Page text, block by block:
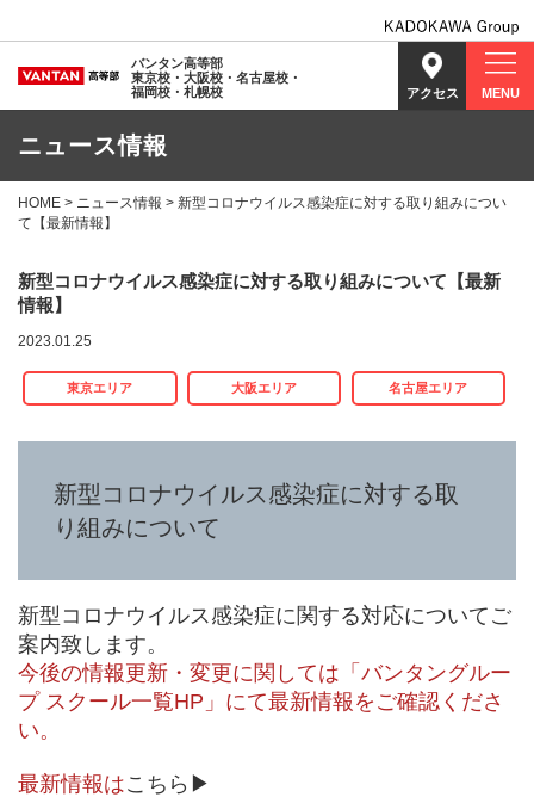
バンタン高等部
東京校・大阪校・名古屋校・
福岡校・札幌校
MENU
アクセス
ニュース情報
HOME > ニュース情報 > 新型コロナウイルス感染症に対する取り組みについ
て【最新情報】
新型コロナウイルス感染症に対する取り組みについて【最新
情報】
2023.01.25
東京エリア 大阪エリア 名古屋エリア
新型コロナウイルス感染症に対する取
り組みについて
新型コロナウイルス感染症に関する対応についてご
案内致します。
今後の情報更新・変更に関しては「バンタングルー
プ スクール一覧HP」にて最新情報を ご確認くださ
い。
最新情報はこちら▶